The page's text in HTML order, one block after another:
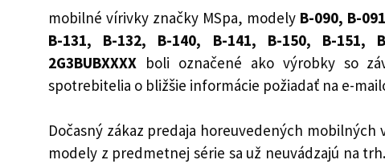
mobilné vírivky značky MSpa, modely B-090, B-
B-131, B-132, B-140, B-141, B-150, B-151,
2G3BUBXXXX boli označené ako výrobky so
spotrebitelia o bližšie informácie požiadať na e-
Dočasný zákaz predaja horeuvedených
modely z predmetnej série sa už neuvádzajú na